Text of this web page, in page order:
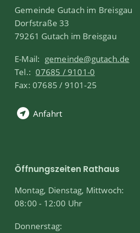
Gemeinde Gutach im Breisgau
Dorfstraße 33
79261 Gutach im Breisgau
E-Mail: gemeinde@gutach.de
Tel.: 07685 / 9101-0
Fax: 07685 / 9101-25
Anfahrt
Öffnungszeiten Rathaus
Montag, Dienstag, Mittwoch:
08:00 - 12:00 Uhr
Donnerstag: